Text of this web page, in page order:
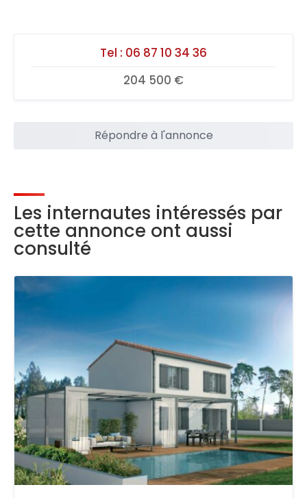
Tel : 06 87 10 34 36
204 500 €
Répondre à l'annonce
Les internautes intéressés par
cette annonce ont aussi
consulté